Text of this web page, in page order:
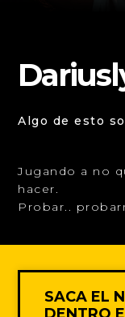
Algo de esto
Jugando a no
hacer.
Probar..
SACA EL